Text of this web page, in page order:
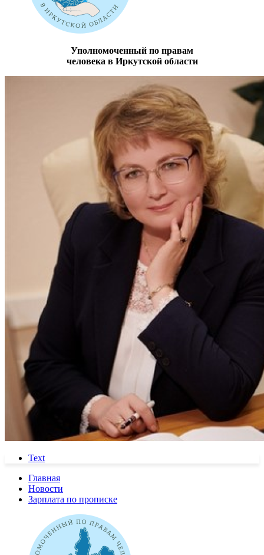
Уполномоченный по правам
человека в Иркутской области
Text
Главная
Новости
Зарплата по прописке